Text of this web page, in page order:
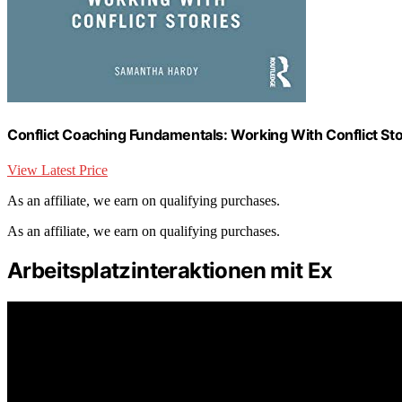
Conflict Coaching Fundamentals: Working With Conflict
View Latest Price
As an affiliate, we earn on qualifying purchases.
As an affiliate, we earn on qualifying purchases.
Arbeitsplatzinteraktionen mit Ex